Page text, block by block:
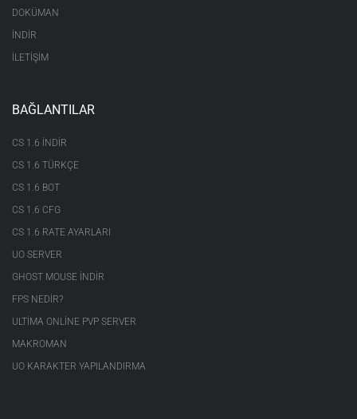
DOKÜMAN
İNDİR
İLETİŞİM
BAĞLANTILAR
CS 1.6 INDIR
CS 1.6 TÜRKÇE
CS 1.6 BOT
CS 1.6 CFG
CS 1.6 RATE AYARLARI
UO SERVER
GHOST MOUSE INDIR
FPS NEDIR?
ULTIMA ONLINE PVP SERVER
MAKROMAN
UO KARAKTER YAPILANDIRMA